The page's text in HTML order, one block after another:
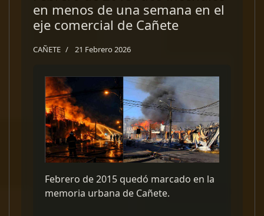
en menos de una semana en el
eje comercial de Cañete
CAÑETE 21 Febrero 2026
Febrero de 2015 quedó marcado en la
memoria urbana de Cañete.